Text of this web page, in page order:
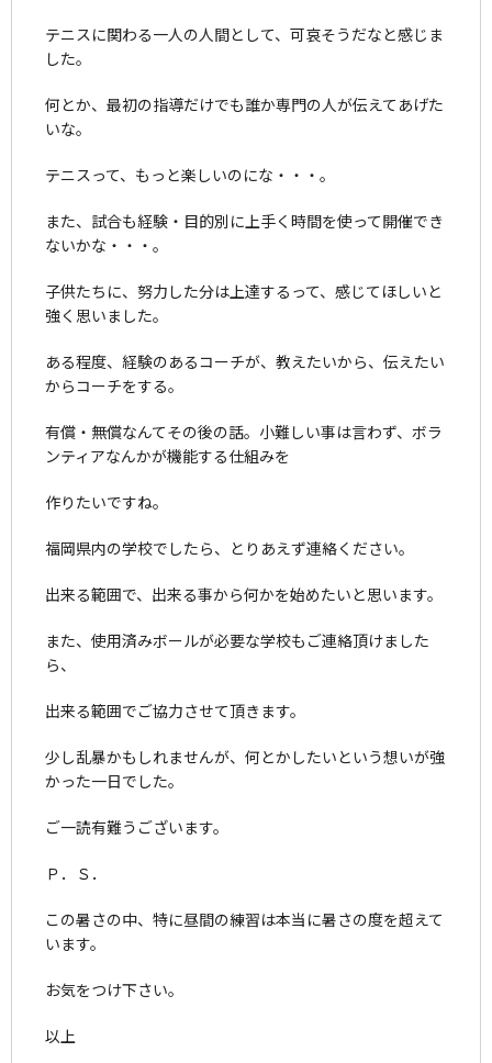
テニスに関わる一人の人間として、可哀そうだなと感じま
した。
何とか、最初の指導だけでも誰か専門の人が伝えてあげた
いな。
テニスって、もっと楽しいのにな・・・。
また、試合も経験・目的別に上手く時間を使って開催でき
ないかな・・・。
子供たちに、努力した分は上達するって、感じてほしいと
強く思いました。
ある程度、経験のあるコーチが、教えたいから、伝えたい
からコーチをする。
有償・無償なんてその後の話。小難しい事は言わず、ボラ
ンティアなんかが機能する仕組みを
作りたいですね。
福岡県内の学校でしたら、とりあえず連絡ください。
出来る範囲で、出来る事から何かを始めたいと思います。
また、使用済みボールが必要な学校もご連絡頂けました
ら、
出来る範囲でご協力させて頂きます。
少し乱暴かもしれませんが、何とかしたいという想いが強
かった一日でした。
ご一読有難うございます。
Ｐ．Ｓ．
この暑さの中、特に昼間の練習は本当に暑さの度を超えて
います。
お気をつけ下さい。
以上